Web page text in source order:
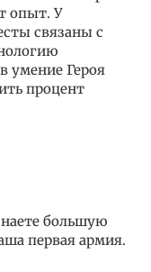
опыт. У
связаны с
умение Героя
процент
большую
первая армия.